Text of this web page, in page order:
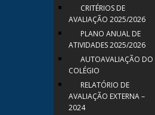
CRITÉRIOS DE
AVALIAÇÃO 2025/2026
PLANO ANUAL DE
ATIVIDADES 2025/2026
AUTOAVALIAÇÃO DO
COLÉGIO
RELATÓRIO DE
AVALIAÇÃO EXTERNA –
2024